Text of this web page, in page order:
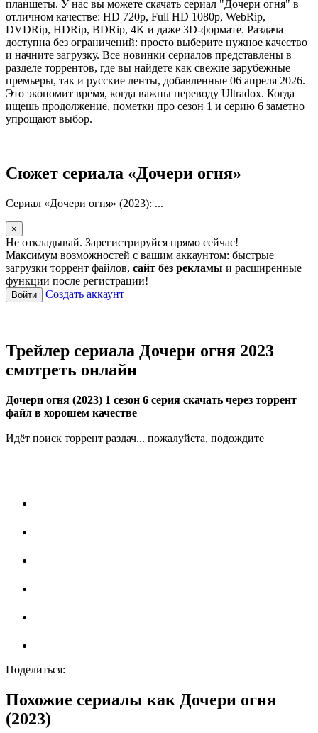
планшеты. У нас вы можете скачать сериал "Дочери огня" в
отличном качестве: HD 720p, Full HD 1080p, WebRip,
DVDRip, HDRip, BDRip, 4K и даже 3D-формате. Раздача
доступна без ограничений: просто выберите нужное качество
и начните загрузку. Все новинки сериалов представлены в
разделе торрентов, где вы найдете как свежие зарубежные
премьеры, так и русские ленты, добавленные 06 апреля 2026.
Это экономит время, когда важны переводу Ultradox. Когда
ищешь продолжение, пометки про сезон 1 и серию 6 заметно
упрощают выбор.
Сюжет сериала «Дочери огня»
Сериал «Дочери огня» (2023): ...
×
Не откладывай. Зарегистрируйся прямо сейчас!
Максимум возможностей с вашим аккаунтом: быстрые
загрузки торрент файлов, сайт без рекламы и расширенные
функции после регистрации!
Войти Создать аккаунт
Трейлер сериала Дочери огня 2023
смотреть онлайн
Дочери огня (2023) 1 сезон 6 серия скачать через торрент
файл в хорошем качестве
Идёт поиск торрент раздач... пожалуйста, подождите
Поделиться:
Похожие сериалы как Дочери огня
(2023)